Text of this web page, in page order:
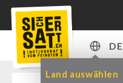
DE
DE
Land auswählen